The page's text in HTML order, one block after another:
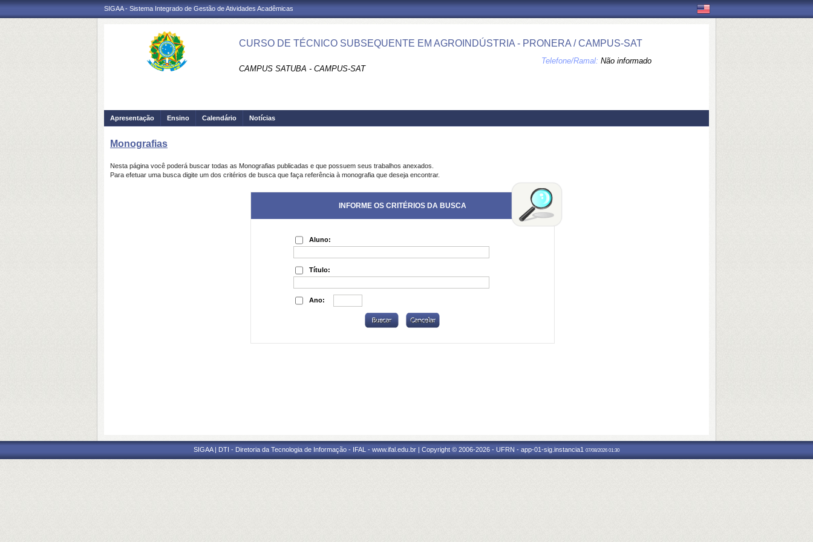
SIGAA - Sistema Integrado de Gestão de Atividades Acadêmicas
CURSO DE TÉCNICO SUBSEQUENTE EM AGROINDÚSTRIA - PRONERA / CAMPUS-SAT
CAMPUS SATUBA - CAMPUS-SAT
Telefone/Ramal: Não informado
Apresentação Ensino Calendário Notícias
Monografias
Nesta página você poderá buscar todas as Monografias publicadas e que possuem seus trabalhos anexados.
Para efetuar uma busca digite um dos critérios de busca que faça referência à monografia que deseja encontrar.
INFORME OS CRITÉRIOS DA BUSCA
Aluno:
Título:
Ano:
SIGAA | DTI - Diretoria da Tecnologia de Informação - IFAL - www.ifal.edu.br | Copyright © 2006-2026 - UFRN - app-01-sig.instancia1 07/08/2026 01:30